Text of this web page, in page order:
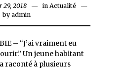
29, 2018 October
29,
in Actualité
byadmin
Un jeune habitant
raconté à plusieurs